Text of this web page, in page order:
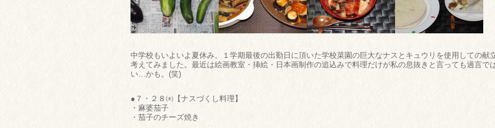
中学校もいよいよ夏休み。１学期最後の出勤日に頂いた学校菜園の巨大なナスとキュウリを使用しての献
考えてみました。最近は絵画教室・挿絵・日本画制作の追込みで料理だけが私の息抜きと言っても過言で
い…かも。(笑)
●７・２８㈭【ナスづくし料理】
・麻婆茄子
・茄子のチーズ焼き